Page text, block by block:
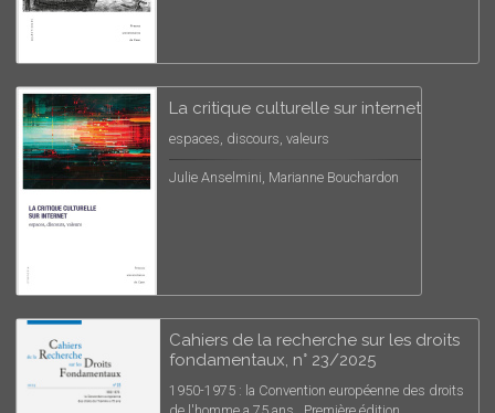
La critique culturelle sur internet
espaces, discours, valeurs
Julie Anselmini, Marianne Bouchardon
Cahiers de la recherche sur les droits
fondamentaux, n° 23/2025
1950-1975 : la Convention européenne des droits